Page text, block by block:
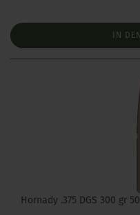
IN
Hornady .375 DGS 300 gr